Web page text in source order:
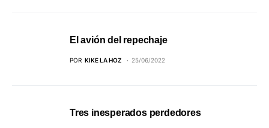
El avión del repechaje
POR KIKE LA HOZ 25/06/2022
Tres inesperados perdedores